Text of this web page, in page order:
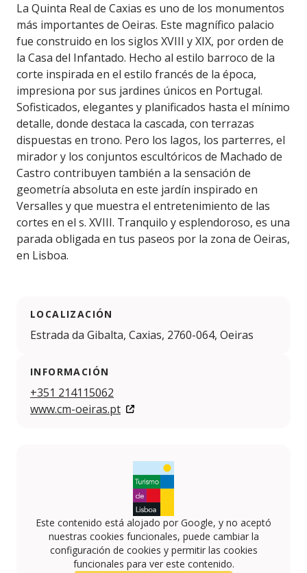
La Quinta Real de Caxias es uno de los monumentos
más importantes de Oeiras. Este magnífico palacio
fue construido en los siglos XVIII y XIX, por orden de
la Casa del Infantado. Hecho al estilo barroco de la
corte inspirada en el estilo francés de la época,
impresiona por sus jardines únicos en Portugal.
Sofisticados, elegantes y planificados hasta el mínimo
detalle, donde destaca la cascada, con terrazas
dispuestas en trono. Pero los lagos, los parterres, el
mirador y los conjuntos escultóricos de Machado de
Castro contribuyen también a la sensación de
geometría absoluta en este jardín inspirado en
Versalles y que muestra el entretenimiento de las
cortes en el s. XVIII. Tranquilo y esplendoroso, es una
parada obligada en tus paseos por la zona de Oeiras,
en Lisboa.
LOCALIZACIÓN
Estrada da Gibalta, Caxias, 2760-064, Oeiras
INFORMACIÓN
+351 214115062
www.cm-oeiras.pt
Este contenido está alojado por Google, y no aceptó
nuestras cookies funcionales, puede cambiar la
configuración de cookies y permitir las cookies
funcionales para ver este contenido.